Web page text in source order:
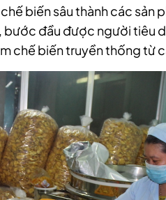
biến sâu thành các sản
bước đầu được người tiêu
chế biến truyền thống từ